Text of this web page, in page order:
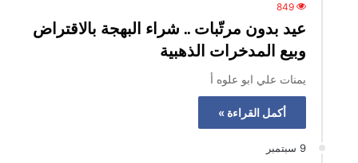
849
عيد بدون مرتّبات .. شراء البهجة بالاقتراض
وبيع المدخرات الذهبية
يمنات علي ابو علوه أ
أكمل القراءة »
9 سبتمبر